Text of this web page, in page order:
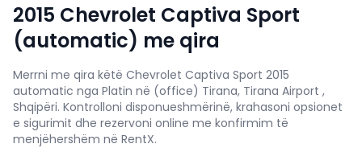
2015 Chevrolet Captiva Sport
(automatic) me qira
Merrni me qira këtë Chevrolet Captiva Sport 2015
automatic nga Platin në (office) Tirana, Tirana Airport ,
Shqipëri. Kontrolloni disponueshmërinë, krahasoni opsionet
e sigurimit dhe rezervoni online me konfirmim të
menjëhershëm në RentX.